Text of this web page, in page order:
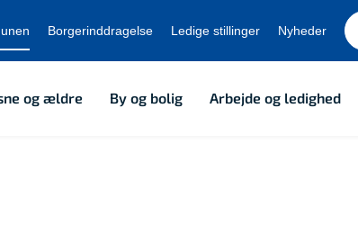
Borgerinddragelse Ledige stillinger Nyheder
og ældre By og bolig Arbejde og ledighed